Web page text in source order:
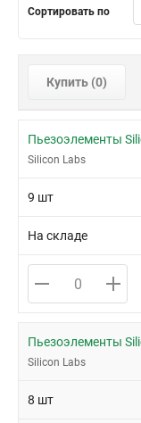
Сортировать по
Купить (0)
Пьезоэлементы
Silicon Labs
9 шт
На складе
Пьезоэлементы
Silicon Labs
8 шт